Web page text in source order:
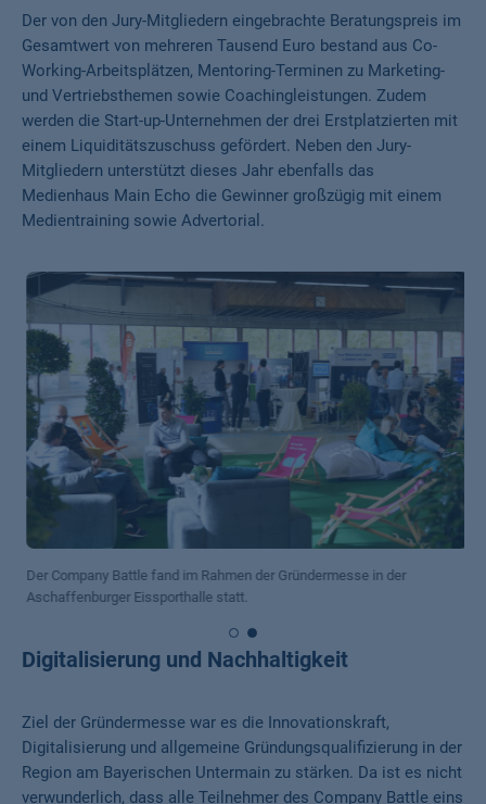
Der von den Jury-Mitgliedern eingebrachte Beratungspreis im
Gesamtwert von mehreren Tausend Euro bestand aus Co-
Working-Arbeitsplätzen, Mentoring-Terminen zu Marketing-
und Vertriebsthemen sowie Coachingleistungen. Zudem
werden die Start-up-Unternehmen der drei Erstplatzierten mit
einem Liquiditätszuschuss gefördert. Neben den Jury-
Mitgliedern unterstützt dieses Jahr ebenfalls das
Medienhaus Main Echo die Gewinner großzügig mit einem
Medientraining sowie Advertorial.
Der Company Battle fand im Rahmen der Gründermesse in der
Aschaffenburger Eissporthalle statt.
Digitalisierung und Nachhaltigkeit
Ziel der Gründermesse war es die Innovationskraft,
Digitalisierung und allgemeine Gründungsqualifizierung in der
Region am Bayerischen Untermain zu stärken. Da ist es nicht
verwunderlich, dass alle Teilnehmer des Company Battle eins